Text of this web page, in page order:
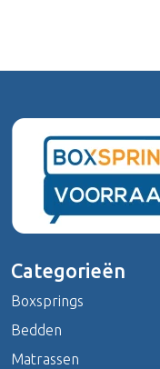
Categorieën
Boxsprings
Bedden
Matrassen